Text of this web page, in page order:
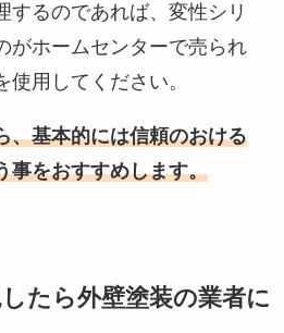
するのであれば、変性シリ
がホームセンターで売られ
用してください。
、基本的には信頼のおける
事をおすすめします。
たら外壁塗装の業者に